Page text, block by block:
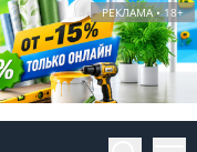
РЕКЛАМА • 18+